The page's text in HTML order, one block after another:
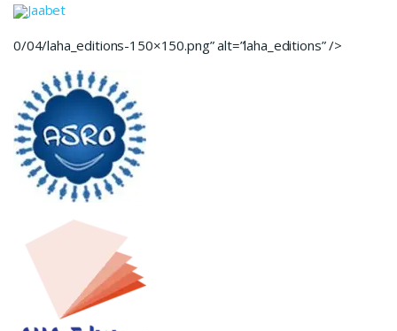
Jaabet
0/04/laha_editions-150×150.png” alt=”laha_editions” />